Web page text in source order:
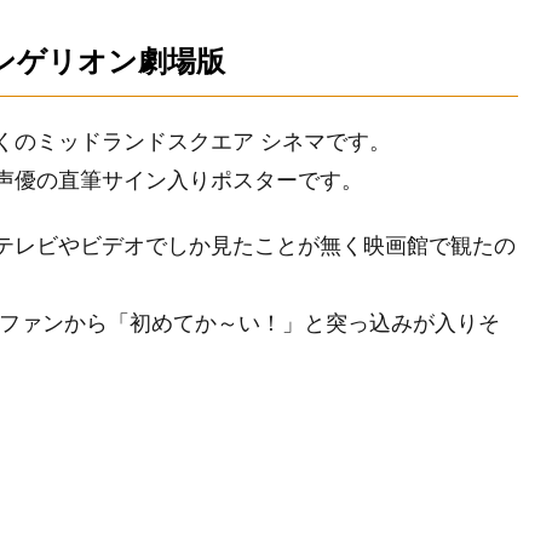
ゲリオン劇場版
ミッドランドスクエア シネマです。
優の直筆サイン入りポスターです。
レビやビデオでしか見たことが無く映画館で観たの
ァンから「初めてか～い！」と突っ込みが入りそ